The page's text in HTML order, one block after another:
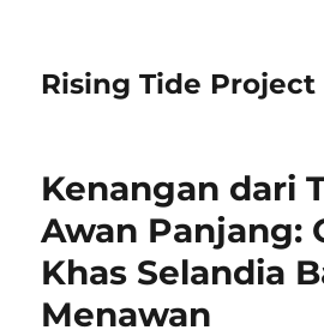
Rising Tide Project
Kenangan dari
Awan Panjang:
Khas Selandia
Menawan